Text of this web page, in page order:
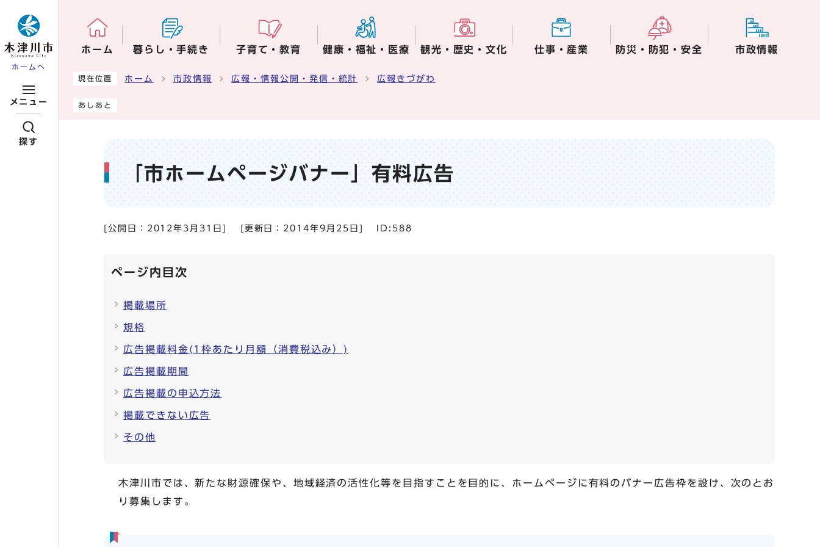
ホームへ
メニュー
探す
ホーム 暮らし・手続き 子育て・教育 健康・福祉・医療 観光・歴史・文化 仕事・産業 防災・防犯・安全 市政情報
ここから本文です
現在位置 ホーム 市政情報 広報・情報公開・発信・統計 広報きづがわ
あしあと
「市ホームページバナー」有料広告
[公開日： 2012年3月31日 [更新日： 2014年9月25日 ID:588
ページ内目次
掲載場所
規格
広告掲載料金(1枠あたり月額（消費税込み）)
広告掲載期間
広告掲載の申込方法
掲載できない広告
その他
木津川市では、新たな財源確保や、地域経済の活性化等を目指すことを目的に、ホームページに有料のバナー広告枠を設け、次のとお
り募集します。